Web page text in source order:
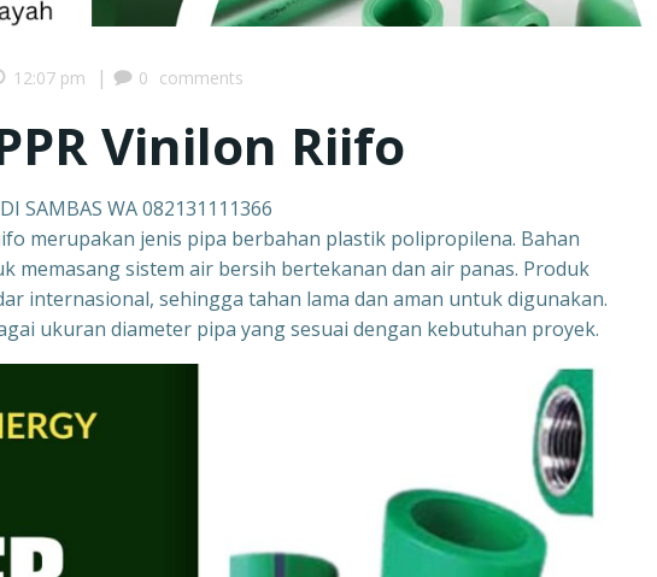
12:07 pm | 0 comments
Vinilon Riifo
SAMBAS WA 082131111366
merupakan jenis pipa berbahan plastik polipropilena. Bahan
memasang sistem air bersih bertekanan dan air panas. Produk
internasional, sehingga tahan lama dan aman untuk digunakan.
ukuran diameter pipa yang sesuai dengan kebutuhan proyek.